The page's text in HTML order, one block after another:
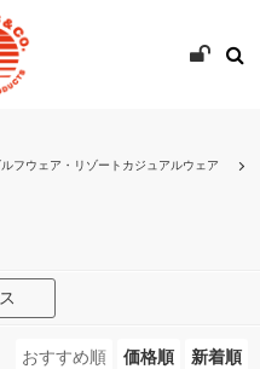
フウェア・リゾートカジュアルウェア
おすすめ順 価格順 新着順